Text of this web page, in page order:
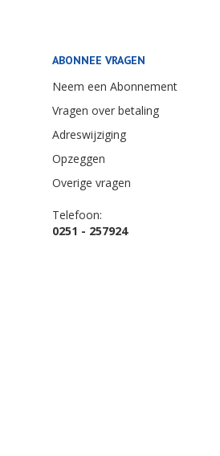
ABONNEE VRAGEN
Neem een Abonnement
Vragen over betaling
Adreswijziging
Opzeggen
Overige vragen
Telefoon:
0251 - 257924